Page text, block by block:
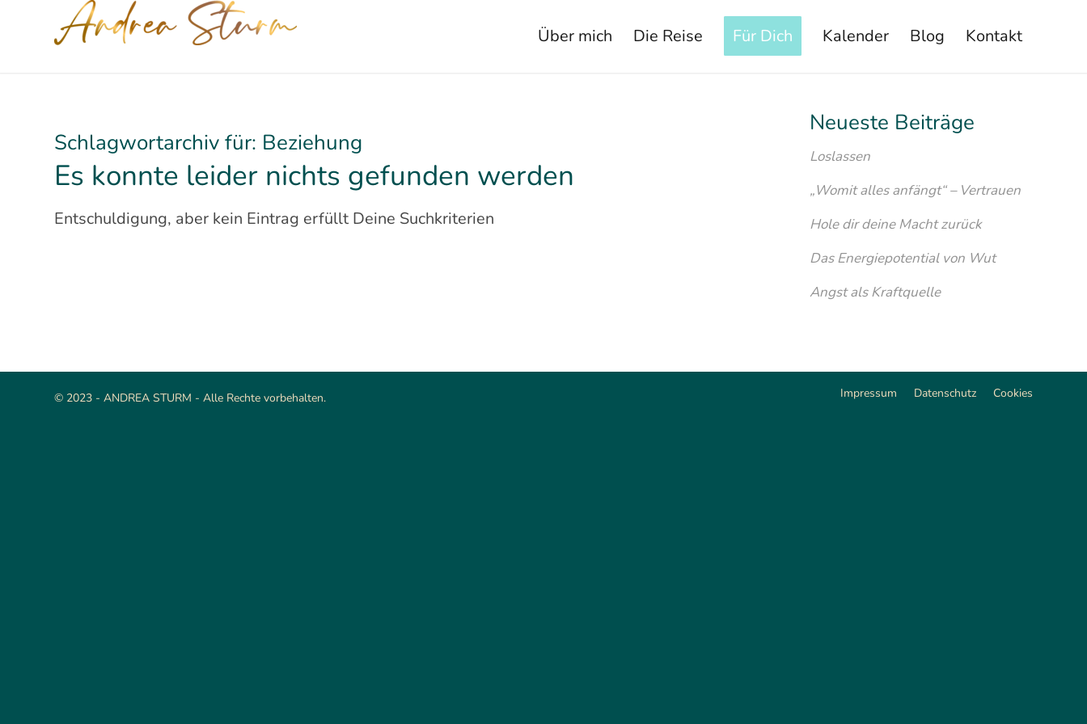
Über mich Die Reise Für Dich Kalender Blog Kontakt
Schlagwortarchiv für: Beziehung
Es konnte leider nichts gefunden werden
Entschuldigung, aber kein Eintrag erfüllt Deine Suchkriterien
Neueste Beiträge
Loslassen
„Womit alles anfängt“ – Vertrauen
Hole dir deine Macht zurück
Das Energiepotential von Wut
Angst als Kraftquelle
© 2023 - ANDREA STURM - Alle Rechte vorbehalten. Impressum Datenschutz Cookies